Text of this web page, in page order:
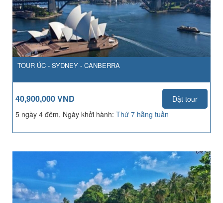
TOUR ÚC - SYDNEY - CANBERRA
40,900,000 VND
Đặt tour
5 ngày 4 đêm, Ngày khởi hành: Thứ 7 hằng tuần